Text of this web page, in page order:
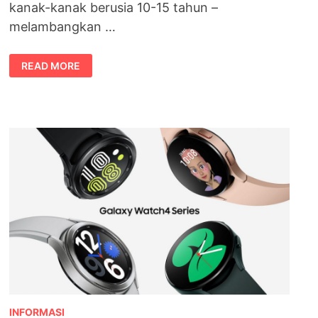
kanak-kanak berusia 10-15 tahun –
melambangkan …
ABBOTT
PERKENAL
PEDIASURE
REMAJA
READ MORE
INFORMASI